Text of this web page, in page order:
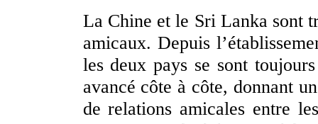
La Chine et le Sri Lanka sont
amicaux. Depuis
les deux pays se sont
avancé côte à côte, donnant
de relations amicales entre